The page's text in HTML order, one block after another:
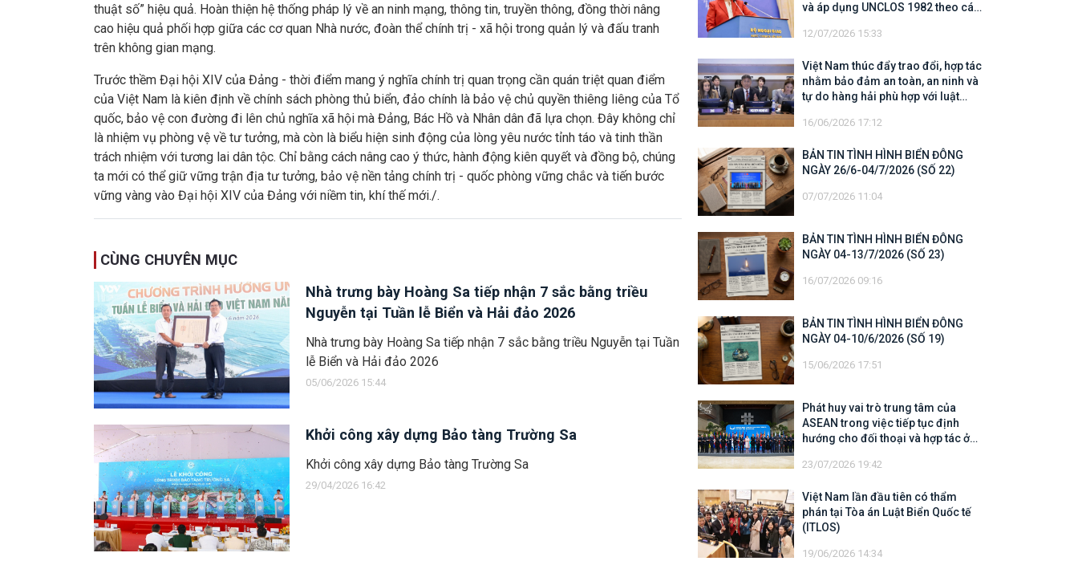
thuật số” hiệu quả. Hoàn thiện hệ thống pháp lý về an ninh mạng, thông tin, truyền thông, đồng thời nâng
cao hiệu quả phối hợp giữa các cơ quan Nhà nước, đoàn thể chính trị - xã hội trong quản lý và đấu tranh
trên không gian mạng.
Trước thềm Đại hội XIV của Đảng - thời điểm mang ý nghĩa chính trị quan trọng cần quán triệt quan điểm
của Việt Nam là kiên định về chính sách phòng thủ biển, đảo chính là bảo vệ chủ quyền thiêng liêng của Tổ
quốc, bảo vệ con đường đi lên chủ nghĩa xã hội mà Đảng, Bác Hồ và Nhân dân đã lựa chọn. Đây không chỉ
là nhiệm vụ phòng vệ về tư tưởng, mà còn là biểu hiện sinh động của lòng yêu nước tỉnh táo và tinh thần
trách nhiệm với tương lai dân tộc. Chỉ bằng cách nâng cao ý thức, hành động kiên quyết và đồng bộ, chúng
ta mới có thể giữ vững trận địa tư tưởng, bảo vệ nền tảng chính trị - quốc phòng vững chắc và tiến bước
vững vàng vào Đại hội XIV của Đảng với niềm tin, khí thế mới./.
CÙNG CHUYÊN MỤC
Nhà trưng bày Hoàng Sa tiếp nhận 7 sắc bằng triều
Nguyễn tại Tuần lễ Biển và Hải đảo 2026
Nhà trưng bày Hoàng Sa tiếp nhận 7 sắc bằng triều Nguyễn tại Tuần
lễ Biển và Hải đảo 2026
05/06/2026 15:44
Khởi công xây dựng Bảo tàng Trường Sa
Khởi công xây dựng Bảo tàng Trường Sa
29/04/2026 16:42
và áp dụng UNCLOS 1982 theo các
12/07/2026 15:33
Việt Nam thúc đẩy trao đổi, hợp tác
nhằm bảo đảm an toàn, an ninh và
tự do hàng hải phù hợp với luật
16/06/2026 17:12
BẢN TIN TÌNH HÌNH BIỂN ĐÔNG
NGÀY 26/6-04/7/2026 (SỐ 22)
07/07/2026 11:04
BẢN TIN TÌNH HÌNH BIỂN ĐÔNG
NGÀY 04-13/7/2026 (SỐ 23)
16/07/2026 09:16
BẢN TIN TÌNH HÌNH BIỂN ĐÔNG
NGÀY 04-10/6/2026 (SỐ 19)
15/06/2026 17:51
Phát huy vai trò trung tâm của
ASEAN trong việc tiếp tục định
hướng cho đối thoại và hợp tác ở
23/07/2026 19:42
Việt Nam lần đầu tiên có thẩm
phán tại Tòa án Luật Biển Quốc tế
(ITLOS)
19/06/2026 14:34